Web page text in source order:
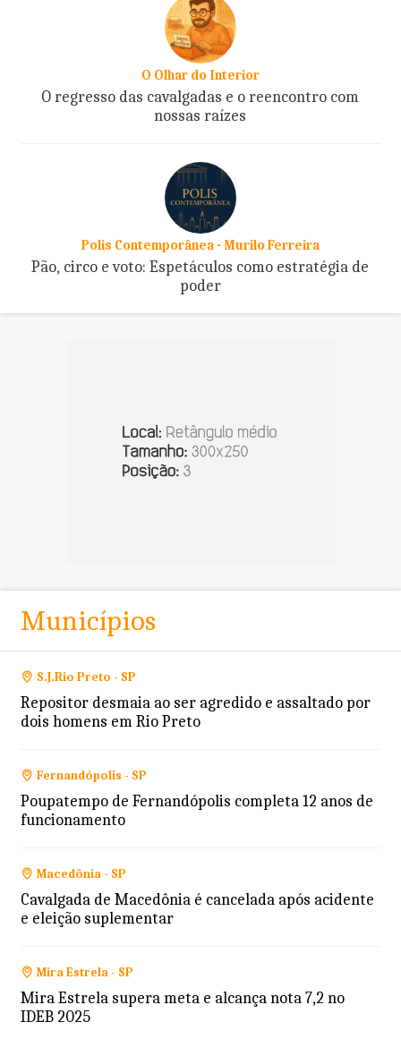
O Olhar do Interior
O regresso das cavalgadas e o reencontro com
nossas raízes
Polis Contemporânea - Murilo Ferreira
Pão, circo e voto: Espetáculos como estratégia de
poder
Municípios
S.J.Rio Preto - SP
Repositor desmaia ao ser agredido e assaltado por
dois homens em Rio Preto
Fernandópolis - SP
Poupatempo de Fernandópolis completa 12 anos de
funcionamento
Macedônia - SP
Cavalgada de Macedônia é cancelada após acidente
e eleição suplementar
Mira Estrela - SP
Mira Estrela supera meta e alcança nota 7,2 no
IDEB 2025